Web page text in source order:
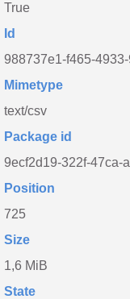
True
Id
988737e1-f465-
Mimetype
text/csv
Package id
9ecf2d19-322f-47ca-
Position
725
Size
1,6 MiB
State